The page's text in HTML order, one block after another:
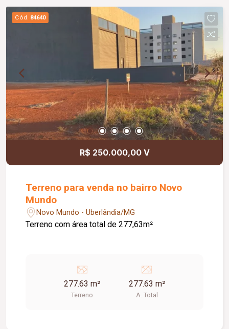
Cód. 84640
R$ 250.000,00 V
Terreno para venda no bairro Novo
Mundo
Novo Mundo - Uberlândia/MG
Terreno com área total de 277,63m²
277.63 m²
Terreno
277.63 m²
A. Total